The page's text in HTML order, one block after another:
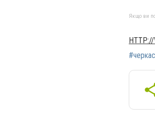
Якщо ви
HTTP://